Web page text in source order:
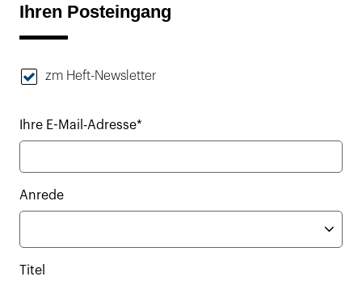
Ihren Posteingang
zm Heft-Newsletter
Ihre E-Mail-Adresse*
Anrede
Titel